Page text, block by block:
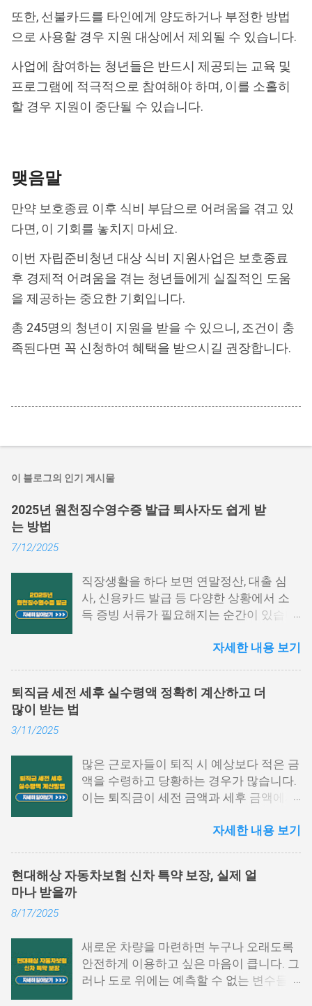
또한, 선불카드를 타인에게 양도하거나 부정한 방법
으로 사용할 경우 지원 대상에서 제외될 수 있습니다.
사업에 참여하는 청년들은 반드시 제공되는 교육 및
프로그램에 적극적으로 참여해야 하며, 이를 소홀히
할 경우 지원이 중단될 수 있습니다.
맺음말
만약 보호종료 이후 식비 부담으로 어려움을 겪고 있
다면, 이 기회를 놓치지 마세요.
이번 자립준비청년 대상 식비 지원사업은 보호종료
후 경제적 어려움을 겪는 청년들에게 실질적인 도움
을 제공하는 중요한 기회입니다.
총 245명의 청년이 지원을 받을 수 있으니, 조건이 충
족된다면 꼭 신청하여 혜택을 받으시길 권장합니다.
이 블로그의 인기 게시물
2025년 원천징수영수증 발급 퇴사자도 쉽게 받
는 방법
7/12/2025
직장생활을 하다 보면 연말정산, 대출 심
사, 신용카드 발급 등 다양한 상황에서 소
득 증빙 서류가 필요해지는 순간이 있습니
년간의 급여와 세금 납부 내역을 한눈에 확
하는지, 어디에서 발급이 가능한지 막막하
국세청 홈택스에서 발급하는 방법 2. 모바
일 손택스 앱 이용법 3. 회사, 세무서에서도
발급 가능 4. 자주 묻는 질문 5. 맺음말 1.
수영수증 발급방법 중 가장 많이 활용되는
경로는 바로 국세청 홈택스입니다. 인증서
로그인만으로도 간단하게 발급받을 수 있
으며, PC 환경에서 활용도가 높습니다. 아
(카카오, PASS 등)을 통해 로그인합니다.
My홈택스 메뉴 선택 상단 메뉴에서 ‘My홈
택스’를 클릭하고 ‘연말정산 · 지급명세
자세한 내용 보기
퇴직금 세전 세후 실수령액 정확히 계산하고 더
많이 받는 법
3/11/2025
많은 근로자들이 퇴직 시 예상보다 적은 금
액을 수령하고 당황하는 경우가 많습니다.
이는 퇴직금이 세전 금액과 세후 금액에서
세후 실수령액 계산 방법을 정확히 이해하
니다. 이번 글에서는 퇴직금 계산법, 세금
기준으로 계산됩니다. 퇴직금 세전 세후
실수령액 계산 방법을 이해하려면, 먼저 세
전 기준으로 퇴직금을 산출해야 합니다. 1.
자세한 내용 보기
현대해상 자동차보험 신차 특약 보장, 실제 얼
마나 받을까
8/17/2025
새로운 차량을 마련하면 누구나 오래도록
안전하게 이용하고 싶은 마음이 큽니다. 그
러나 도로 위에는 예측할 수 없는 변수들이